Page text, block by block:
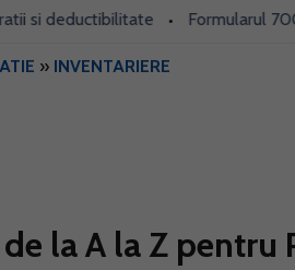
• Formularul 700,
» INVENTARIERE
la A la Z